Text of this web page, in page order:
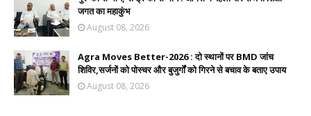
जगत का महाकुंभ
August 08, 2026
Agra Moves Better-2026 : दो स्थानों पर BMD जांच
शिविर,सर्जनों को पोस्चर और बुजुर्गों को गिरने से बचाव के बताए उपाय
August 08, 2026